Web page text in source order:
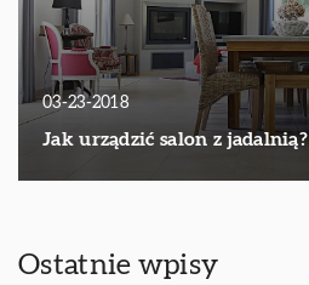
03-23-2018
Jak urządzić salon z jadalnią?
Ostatnie wpisy